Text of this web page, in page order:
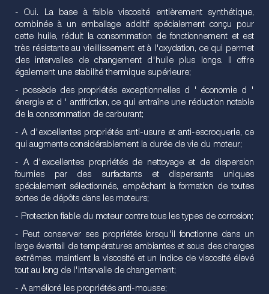
- Oui. La base à faible viscosité entièrement synthétique,
combinée à un emballage additif spécialement conçu pour
cette huile, réduit la consommation de fonctionnement et est
très résistante au vieillissement et à l'oxydation, ce qui permet
des intervalles de changement d'huile plus longs. Il offre
également une stabilité thermique supérieure;
- possède des propriétés exceptionnelles d ' économie d '
énergie et d ' antifriction, ce qui entraîne une réduction notable
de la consommation de carburant;
- A d'excellentes propriétés anti-usure et anti-escroquerie, ce
qui augmente considérablement la durée de vie du moteur;
- A d'excellentes propriétés de nettoyage et de dispersion
fournies par des surfactants et dispersants uniques
spécialement sélectionnés, empêchant la formation de toutes
sortes de dépôts dans les moteurs;
- Protection fiable du moteur contre tous les types de corrosion;
- Peut conserver ses propriétés lorsqu'il fonctionne dans un
large éventail de températures ambiantes et sous des charges
extrêmes. maintient la viscosité et un indice de viscosité élevé
tout au long de l'intervalle de changement;
- A amélioré les propriétés anti-mousse;